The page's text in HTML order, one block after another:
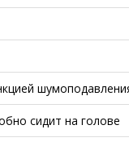
сидит на голове